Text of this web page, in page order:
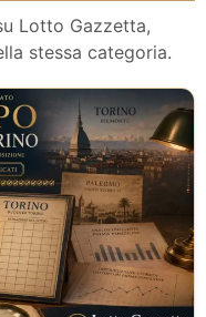
Lotto Gazzetta,
stessa categoria.